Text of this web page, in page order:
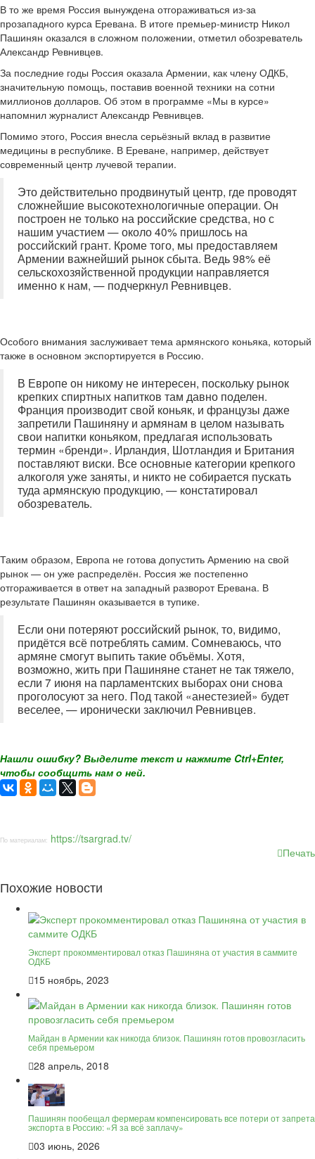
В то же время Россия вынуждена отгораживаться из-за
прозападного курса Еревана. В итоге премьер-министр Никол
Пашинян оказался в сложном положении, отметил обозреватель
Александр Ревнивцев.
За последние годы Россия оказала Армении, как члену ОДКБ,
значительную помощь, поставив военной техники на сотни
миллионов долларов. Об этом в программе «Мы в курсе»
напомнил журналист Александр Ревнивцев.
Помимо этого, Россия внесла серьёзный вклад в развитие
медицины в республике. В Ереване, например, действует
современный центр лучевой терапии.
Это действительно продвинутый центр, где проводят
сложнейшие высокотехнологичные операции. Он
построен не только на российские средства, но с
нашим участием — около 40% пришлось на
российский грант. Кроме того, мы предоставляем
Армении важнейший рынок сбыта. Ведь 98% её
сельскохозяйственной продукции направляется
именно к нам, — подчеркнул Ревнивцев.
Особого внимания заслуживает тема армянского коньяка, который
также в основном экспортируется в Россию.
В Европе он никому не интересен, поскольку рынок
крепких спиртных напитков там давно поделен.
Франция производит свой коньяк, и французы даже
запретили Пашиняну и армянам в целом называть
свои напитки коньяком, предлагая использовать
термин «бренди». Ирландия, Шотландия и Британия
поставляют виски. Все основные категории крепкого
алкоголя уже заняты, и никто не собирается пускать
туда армянскую продукцию, — констатировал
обозреватель.
Таким образом, Европа не готова допустить Армению на свой
рынок — он уже распределён. Россия же постепенно
отгораживается в ответ на западный разворот Еревана. В
результате Пашинян оказывается в тупике.
Если они потеряют российский рынок, то, видимо,
придётся всё потреблять самим. Сомневаюсь, что
армяне смогут выпить такие объёмы. Хотя,
возможно, жить при Пашиняне станет не так тяжело,
если 7 июня на парламентских выборах они снова
проголосуют за него. Под такой «анестезией» будет
веселее, — иронически заключил Ревнивцев.
Нашли ошибку? Выделите текст и нажмите Ctrl+Enter,
чтобы сообщить нам о ней.
По материалам: https://tsargrad.tv/
Печать
Похожие новости
Эксперт прокомментировал отказ Пашиняна от участия в саммите
ОДКБ
15 ноябрь, 2023
Майдан в Армении как никогда близок. Пашинян готов провозгласить
себя премьером
28 апрель, 2018
Пашинян пообещал фермерам компенсировать все потери от запрета
экспорта в Россию: «Я за всё заплачу»
03 июнь, 2026